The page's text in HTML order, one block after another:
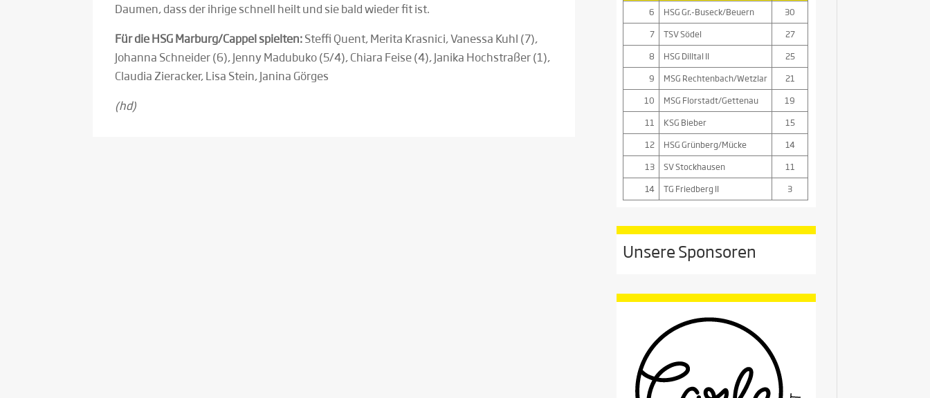
Daumen, dass der ihrige schnell heilt und sie bald wieder fit ist.
Für die HSG Marburg/Cappel spielten:Steffi Quent, Merita Krasnici, Vanessa Kuhl (7),
Johanna Schneider (6), Jenny Madubuko (5/4), Chiara Feise (4), Janika Hochstraßer (1),
Claudia Zieracker, Lisa Stein, Janina Görges
(hd)
6
HSG Gr.-Buseck/Beuern
30
7
TSV Södel
27
8
HSG Dilltal II
25
9
MSG Rechtenbach/Wetzlar
21
10
MSG Florstadt/Gettenau
19
11
KSG Bieber
15
12
HSG Grünberg/Mücke
14
13
SV Stockhausen
11
14
TG Friedberg II 3
Unsere Sponsoren